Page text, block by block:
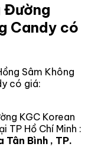
Đường
Candy có
Sâm Không
có giá:
KGC Korean
TP Hồ Chí Minh :
Tân Bình , TP.